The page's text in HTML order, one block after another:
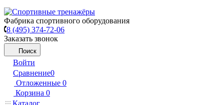
Фабрика спортивного оборудования
8 (495) 374-72-06
Заказать звонок
Поиск
Войти
Сравнение0
Отложенные 0
Корзина 0
Каталог